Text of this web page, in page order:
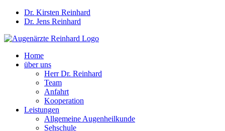
Zum
Inhalt
Dr. Kirsten Reinhard
Dr. Jens Reinhard
Home
über uns
Herr Dr. Reinhard
Team
Anfahrt
Kooperation
Leistungen
Allgemeine Augenheilkunde
Sehschule